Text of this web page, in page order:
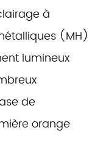
à
(MH)
lumineux
de
orange